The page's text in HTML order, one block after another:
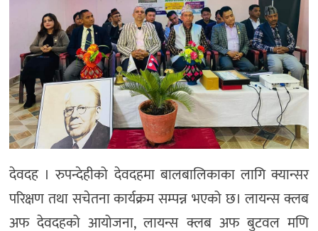
देवदह । रुपन्देहीको देवदहमा बालबालिकाका लागि क्यान्सर
परिक्षण तथा सचेतना कार्यक्रम सम्पन्न भएको छ। लायन्स क्लब
अफ देवदहको आयोजना, लायन्स क्लब अफ बुटवल मणि